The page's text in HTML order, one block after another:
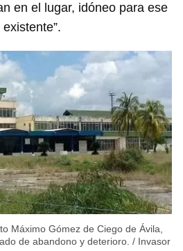
en el lugar, idóneo para ese
Máximo Gómez de Ciego de Ávila,
de abandono y deterioro. / Invasor